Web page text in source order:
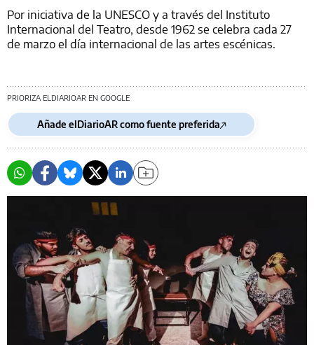
Por iniciativa de la UNESCO y a través del Instituto
Internacional del Teatro, desde 1962 se celebra cada 27
de marzo el día internacional de las artes escénicas.
PRIORIZA ELDIARIOAR EN GOOGLE
Añade elDiarioAR como fuente preferida